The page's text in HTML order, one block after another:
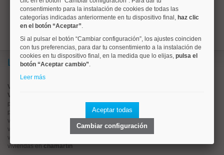
1
Lo más buscado
Valorar vivienda online
Vender piso
pisos en
pisos en
viviendas en
viviendas en
viviendas en
viviendas enchamartín
consentimiento para la instalación de cookies de todas las
categorías indicadas anteriormente en tu dispositivo final, haz clic
en el botón “Aceptar”.
Si al pulsar el botón “Cambiar configuración”, los ajustes coinciden
con tus preferencias, para dar tu consentimiento a la instalación de
cookies en tu dispositivo final, en la medida que lo elijas, pulsa el
botón “Aceptar cambio”.
Leer más
Aceptar todas
Cambiar configuración